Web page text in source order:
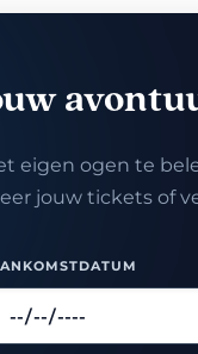
eigen ogen te
jouw tickets of